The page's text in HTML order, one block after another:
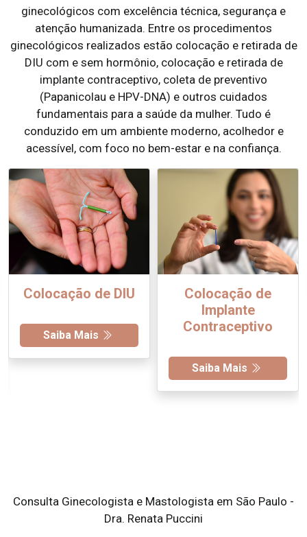
ginecológicos com excelência técnica, segurança e
atenção humanizada. Entre os procedimentos
ginecológicos realizados estão colocação e retirada de
DIU com e sem hormônio, colocação e retirada de
implante contraceptivo, coleta de preventivo
(Papanicolau e HPV-DNA) e outros cuidados
fundamentais para a saúde da mulher. Tudo é
conduzido em um ambiente moderno, acolhedor e
acessível, com foco no bem-estar e na confiança.
Colocação de DIU
Saiba Mais
Colocação de
Implante
Contraceptivo
Saiba Mais
Consulta Ginecologista e Mastologista em São Paulo -
Dra. Renata Puccini